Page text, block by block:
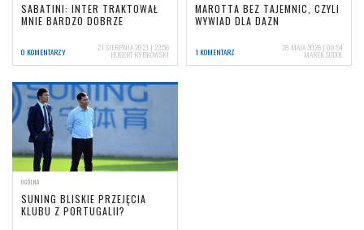
SABATINI: INTER TRAKTOWAŁ
MNIE BARDZO DOBRZE
0 KOMENTARZY 21 SIERPNIA 2021 | 23:56
HUBERT RYBKOWSKI
MAROTTA BEZ TAJEMNIC, CZYLI
WYWIAD DLA DAZN
1 KOMENTARZ 28 MAJA 2026 | 08:54
MAREK SUDOŁ
OGÓLNA
SUNING BLISKIE PRZEJĘCIA
KLUBU Z PORTUGALII?